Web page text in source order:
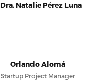
Dra. Natalie Pérez Luna
Orlando Alomá
Startup Project Manager